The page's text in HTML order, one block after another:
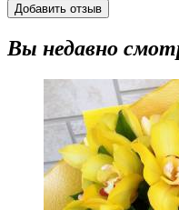
Добавить отзыв
Вы недавно